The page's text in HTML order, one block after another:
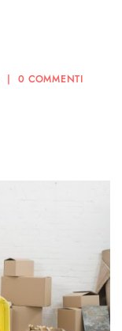
0 COMMENTI